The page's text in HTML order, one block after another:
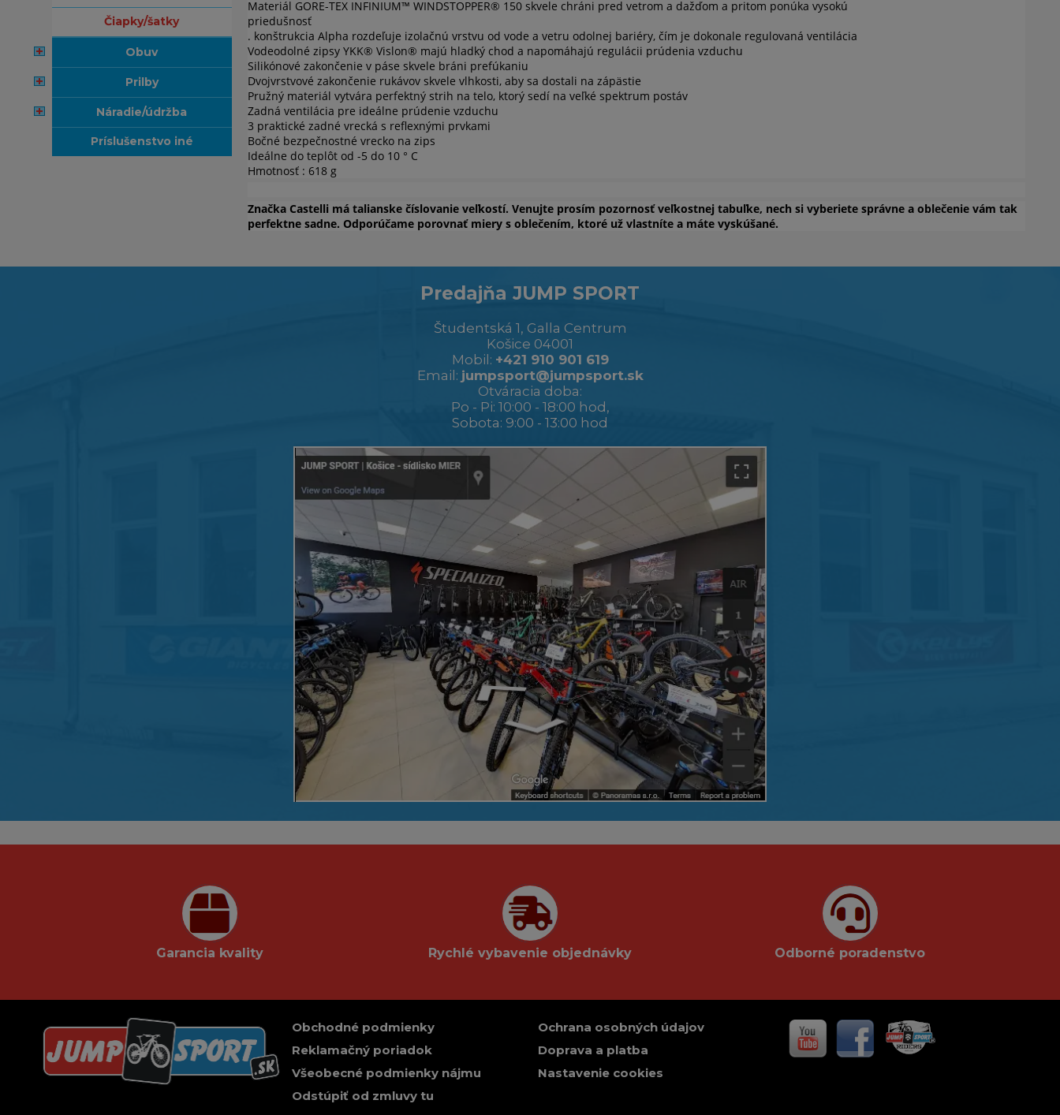
čiapky/šatky
obuv
prilby
náradie/údržba
príslušenstvo iné
Materiál GORE-TEX INFINIUM™ WINDSTOPPER® 150 skvele chráni pred vetrom a dažďom a pritom ponúka vysokú
priedušnosť
. konštrukcia Alpha rozdeľuje izolačnú vrstvu od vode a vetru odolnej bariéry, čím je dokonale regulovaná ventilácia
Vodeodolné zipsy YKK® Vislon® majú hladký chod a napomáhajú regulácii prúdenia vzduchu
Silikónové zakončenie v páse skvele bráni prefúkaniu
Dvojvrstvové zakončenie rukávov skvele vlhkosti, aby sa dostali na zápästie
Pružný materiál vytvára perfektný strih na telo, ktorý sedí na veľké spektrum postáv
Zadná ventilácia pre ideálne prúdenie vzduchu
3 praktické zadné vrecká s reflexnými prvkami
Bočné bezpečnostné vrecko na zips
Ideálne do teplôt od -5 do 10 ° C
Hmotnosť : 618 g
Značka Castelli má talianske číslovanie veľkostí. Venujte prosím pozornosť veľkostnej tabuľke, nech si vyberiete správne a oblečenie vám tak
perfektne sadne. Odporúčame porovnať miery s oblečením, ktoré už vlastníte a máte vyskúšané.
Predajňa JUMP SPORT
Študentská 1, Galla Centrum
Košice 04001
Mobil: +421 910 901 619
Email: jumpsport@jumpsport.sk
Otváracia doba:
Po - Pi: 10:00 - 18:00 hod,
Sobota: 9:00 - 13:00 hod
Garancia kvality Rychlé vybavenie objednávky Odborné poradenstvo
Obchodné podmienky
Reklamačný poriadok
Všeobecné podmienky nájmu
Odstúpiť od zmluvy tu
Ochrana osobných údajov
Doprava a platba
Nastavenie cookies